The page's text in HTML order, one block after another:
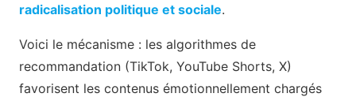
radicalisation politique et sociale.
Voici le mécanisme : les algorithmes de
recommandation (TikTok, YouTube Shorts, X)
favorisent les contenus émotionnellement chargés